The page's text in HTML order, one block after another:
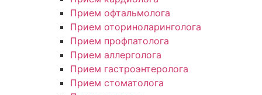
Прием офтальмолога
Прием оториноларинголога
Прием профпатолога
Прием аллерголога
Прием гастроэнтеролога
Прием стоматолога